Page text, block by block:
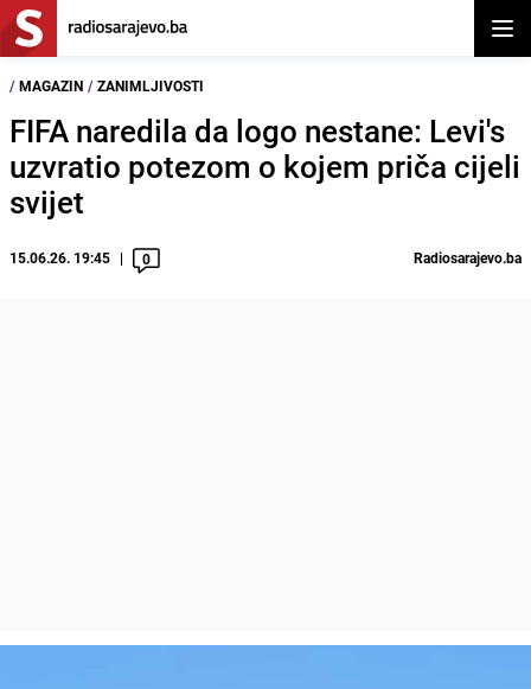
/ MAGAZIN / ZANIMLJIVOSTI
FIFA naredila da logo nestane: Levi's
uzvratio potezom o kojem priča cijeli
svijet
15.06.26. 19:45 0 Radiosarajevo.ba